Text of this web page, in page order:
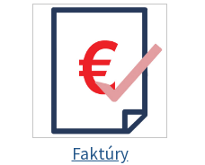
Faktúry